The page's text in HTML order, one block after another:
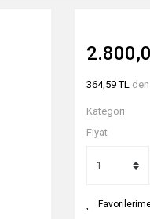
364,59 TL
Kategori
Fiyat